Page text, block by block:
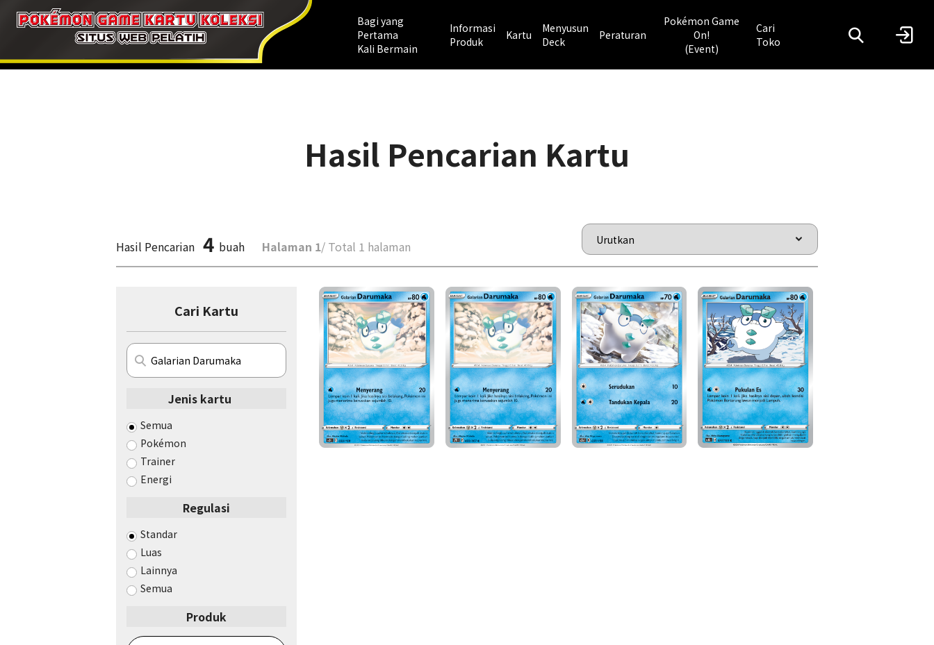
Bagi yang
Pertama
Kali Bermain
Informasi
Produk
Kartu
Menyusun
Deck
Peraturan
Pokémon Game
On!
(Event)
Cari
Toko
Hasil Pencarian Kartu
Hasil Pencarian 4 buah Halaman 1/ Total 1 halaman
Cari Kartu
Jenis kartu
Semua
Pokémon
Trainer
Energi
Regulasi
Standar
Luas
Lainnya
Semua
Produk